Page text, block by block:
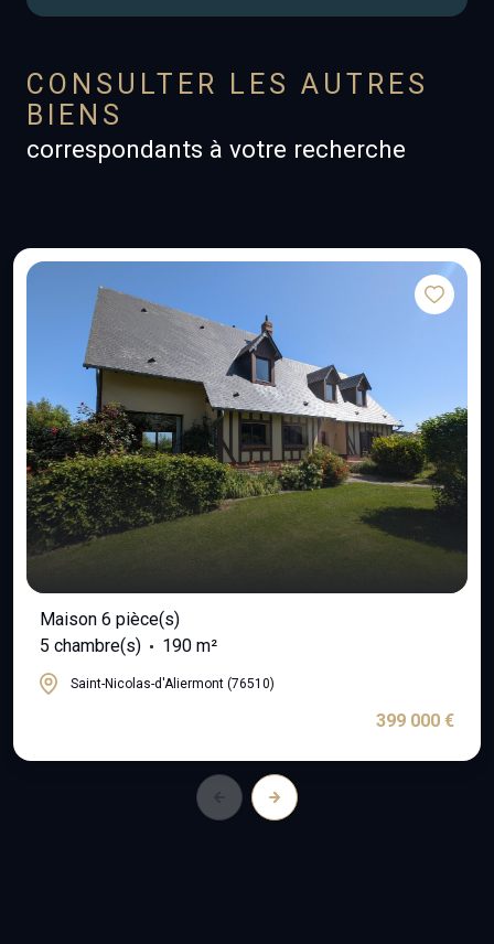
CONSULTER LES AUTRES
BIENS
correspondants à votre recherche
Maison 6 pièce(s)
5 chambre(s)
190 m²
Saint-Nicolas-d'Aliermont (76510)
399 000 €